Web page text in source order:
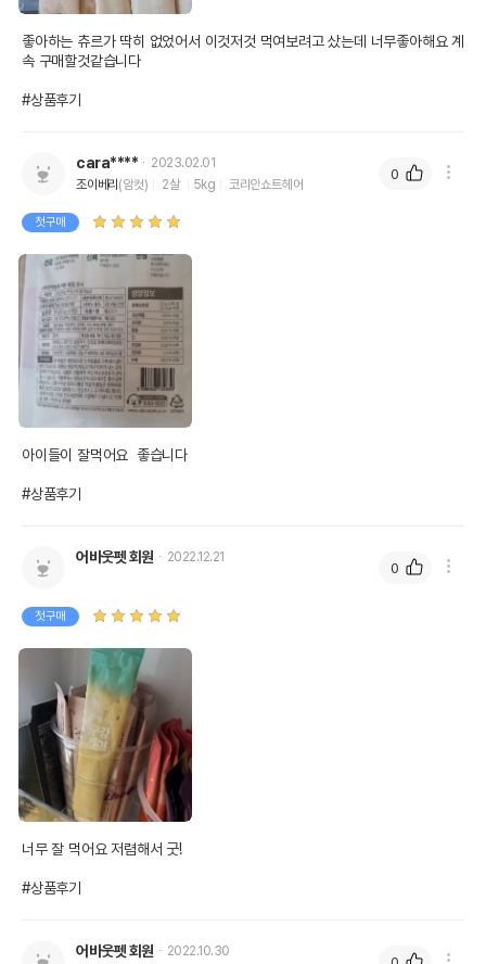
좋아하는 츄르가 딱히 없었어서 이것저것 먹여보려고 샀는데 너무좋아해요 계
속 구매할것같습니다
#상품후기
cara****
2023.02.01
조이베리 (암컷) 2살 5kg 코리안쇼트헤어
첫구매
아이들이 잘먹어요  좋습니다
#상품후기
0
어바웃펫 회원 2022.12.21
첫구매
너무 잘 먹어요 저렴해서 굿!
#상품후기
0
어바웃펫 회원 2022.10.30